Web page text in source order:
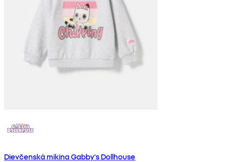
Dievčenská mikina Gabby's Dollhouse